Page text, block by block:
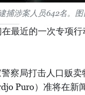
捕涉案人员642名。
最近的一次专项行
察局打击人口贩
Puro）准将在新